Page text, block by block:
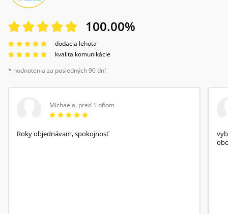
100.00%
dodacia lehota
kvalita komunikácie
* hodnotenia za posledných 90 dní
Michaela, pred 1 dňom
Roky objednávam, spokojnosť